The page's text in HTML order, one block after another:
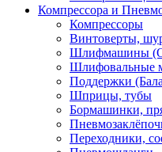
Компрессора и
Компрессоры
Винтоверты,
Шлифмашины
Шлифовальные
Поддержки
Шприцы, тубы
Бормашинки,
Переходники,